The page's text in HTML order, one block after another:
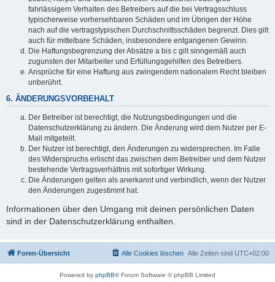
fahrlässigem Verhalten des Betreibers auf die bei Vertragsschluss
typischerweise vorhersehbaren Schäden und im Übrigen der Höhe
nach auf die vertragstypischen Durchschnittsschäden begrenzt. Dies gilt
auch für mittelbare Schäden, insbesondere entgangenen Gewinn.
Die Haftungsbegrenzung der Absätze a bis c gilt sinngemäß auch
zugunsten der Mitarbeiter und Erfüllungsgehilfen des Betreibers.
Ansprüche für eine Haftung aus zwingendem nationalem Recht bleiben
unberührt.
6. ÄNDERUNGSVORBEHALT
Der Betreiber ist berechtigt, die Nutzungsbedingungen und die
Datenschutzerklärung zu ändern. Die Änderung wird dem Nutzer per E-
Mail mitgeteilt.
Der Nutzer ist berechtigt, den Änderungen zu widersprechen. Im Falle
des Widerspruchs erlischt das zwischen dem Betreiber und dem Nutzer
bestehende Vertragsverhältnis mit sofortiger Wirkung.
Die Änderungen gelten als anerkannt und verbindlich, wenn der Nutzer
den Änderungen zugestimmt hat.
Informationen über den Umgang mit deinen persönlichen Daten
sind in der Datenschutzerklärung enthalten.
Foren-Übersicht Alle Zeiten sind UTC+02:00
Alle Cookies löschen
Powered by phpBB® Forum Software © phpBB Limited